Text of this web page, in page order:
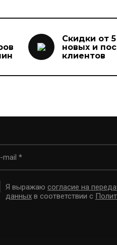
Скидки от
новых и
клиентов
Я выражаю согласие на
данныхв соответствии с